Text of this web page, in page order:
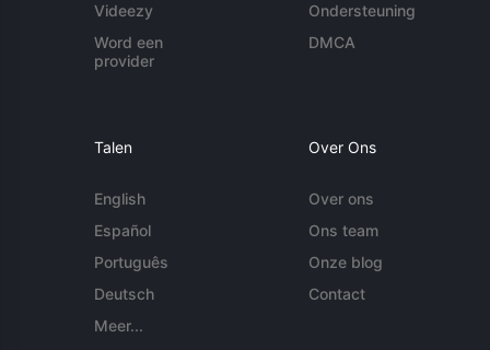
Videezy
Word een
provider
Ondersteuning
DMCA
Talen
English
Español
Português
Deutsch
Meer...
Over Ons
Over ons
Ons team
Onze blog
Contact